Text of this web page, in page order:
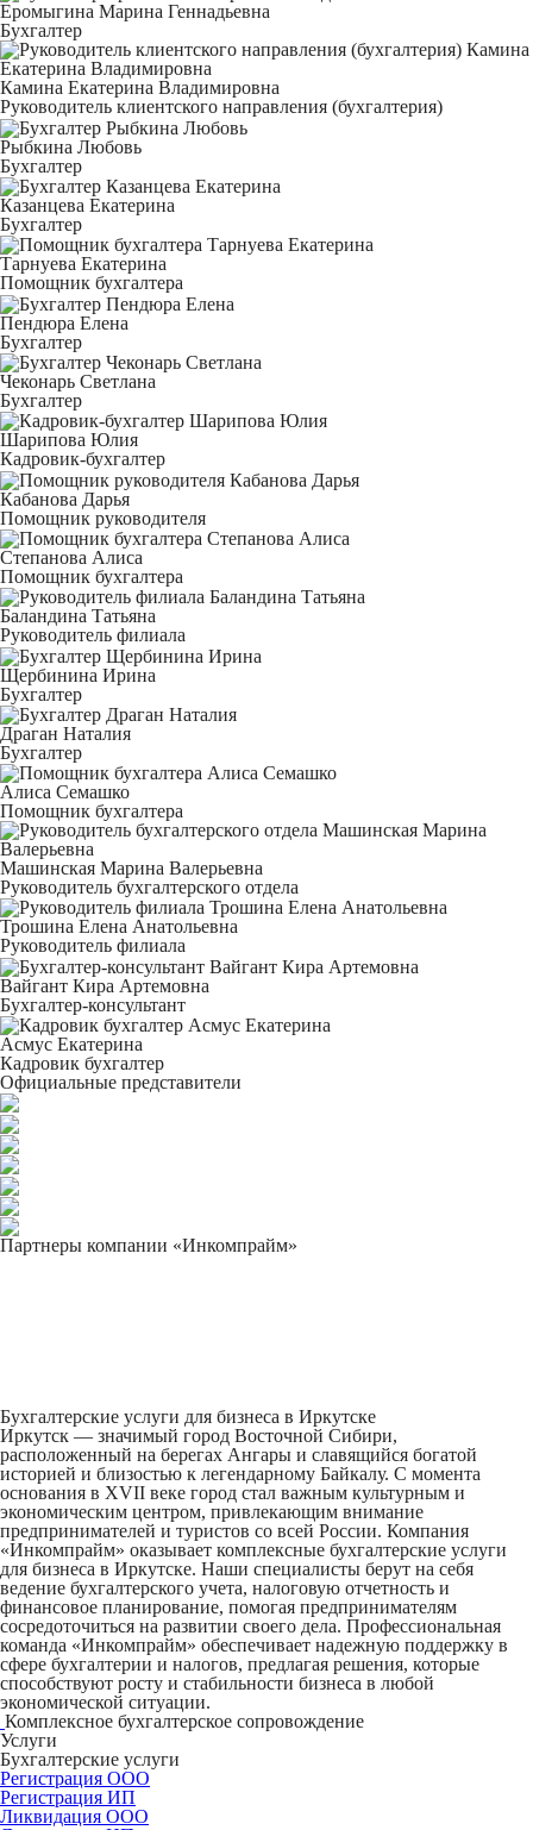
Еромыгина Марина Геннадьевна
Бухгалтер
Камина Екатерина Владимировна
Руководитель клиентского направления (бухгалтерия)
Рыбкина Любовь
Бухгалтер
Казанцева Екатерина
Бухгалтер
Тарнуева Екатерина
Помощник бухгалтера
Пендюра Елена
Бухгалтер
Чеконарь Светлана
Бухгалтер
Шарипова Юлия
Кадровик-бухгалтер
Кабанова Дарья
Помощник руководителя
Степанова Алиса
Помощник бухгалтера
Баландина Татьяна
Руководитель филиала
Щербинина Ирина
Бухгалтер
Драган Наталия
Бухгалтер
Алиса Семашко
Помощник бухгалтера
Машинская Марина Валерьевна
Руководитель бухгалтерского отдела
Трошина Елена Анатольевна
Руководитель филиала
Вайгант Кира Артемовна
Бухгалтер-консультант
Асмус Екатерина
Кадровик бухгалтер
Официальные представители
Партнеры компании «Инкомпрайм»
Бухгалтерские услуги для бизнеса в Иркутске
Иркутск — значимый город Восточной Сибири,
расположенный на берегах Ангары и славящийся богатой
историей и близостью к легендарному Байкалу. С момента
основания в XVII веке город стал важным культурным и
экономическим центром, привлекающим внимание
предпринимателей и туристов со всей России. Компания
«Инкомпрайм» оказывает комплексные бухгалтерские услуги
для бизнеса в Иркутске. Наши специалисты берут на себя
ведение бухгалтерского учета, налоговую отчетность и
финансовое планирование, помогая предпринимателям
сосредоточиться на развитии своего дела. Профессиональная
команда «Инкомпрайм» обеспечивает надежную поддержку в
сфере бухгалтерии и налогов, предлагая решения, которые
способствуют росту и стабильности бизнеса в любой
экономической ситуации.
Комплексное бухгалтерское сопровождение
Услуги
Бухгалтерские услуги
Регистрация ООО
Регистрация ИП
Ликвидация ООО